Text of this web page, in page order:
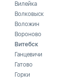
Вилейка
Волковыск
Воложин
Вороново
Витебск
Ганцевичи
Гатово
Горки